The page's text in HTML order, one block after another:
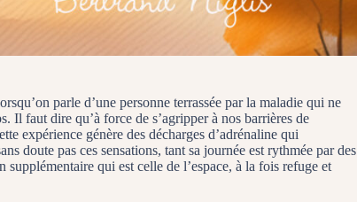
parle d’une personne terrassée par la maladie qui ne
Il faut dire qu’à force de s’agripper à nos barrières de
expérience génère des décharges d’adrénaline qui
doute pas ces sensations, tant sa journée est rythmée par des
qui est celle de l’espace, à la fois refuge et